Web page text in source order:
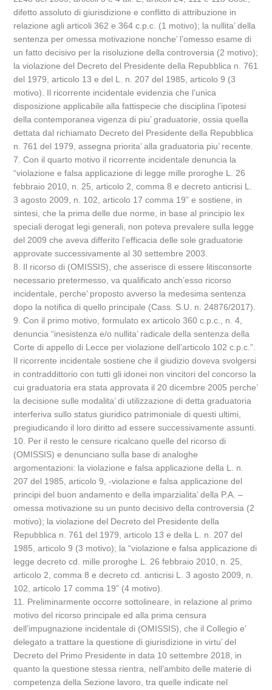
difetto assoluto di giurisdizione e conflitto di attribuzione in
relazione agli articoli 362 e 364 c.p.c. (1 motivo); la nullita’ della
sentenza per omessa motivazione nonche’ l’omesso esame di
un fatto decisivo per la risoluzione della controversia (2 motivo);
la violazione del Decreto del Presidente della Repubblica n. 761
del 1979, articolo 13 e del L. n. 207 del 1985, articolo 9 (3
motivo). Il ricorrente incidentale evidenzia che l’unica
disposizione applicabile alla fattispecie che disciplina l’ipotesi
della contemporanea vigenza di piu’ graduatorie, ossia quella
dettata dal richiamato Decreto del Presidente della Repubblica
n. 761 del 1979, assegna priorita’ alla graduatoria piu’ recente.
7. Con il quarto motivo il ricorrente incidentale denuncia la
“violazione e falsa applicazione di legge mille proroghe L. 26
febbraio 2010, n. 25, articolo 2, comma 8 e decreto anticrisi L.
3 agosto 2009, n. 102, articolo 17 comma 19” e sostiene, in
sintesi, che la prima delle due norme, in base al principio lex
speciali derogat legi generali, non poteva prevalere sulla legge
del 2009 che aveva differito l’efficacia delle sole graduatorie
approvate successivamente al 30 settembre 2003.
8. Il ricorso di (OMISSIS), che asserisce di essere litisconsorte
necessario pretermesso, va qualificato anch’esso ricorso
incidentale, perche’ proposto avverso la medesima sentenza
dopo la notifica di quello principale (Cass. S.U. n. 24876/2017).
9. Con il primo motivo, formulato ex articolo 360 c.p.c., n. 4,
denuncia “inesistenza e/o nullita’ radicale della sentenza della
Corte di appello di Lecce per violazione dell’articolo 102 c.p.c.”.
Il ricorrente incidentale sostiene che il giudizio doveva svolgersi
in contraddittorio con tutti gli idonei non vincitori del concorso la
cui graduatoria era stata approvata il 20 dicembre 2005 perche’
la decisione sulle modalita’ di utilizzazione di detta graduatoria
interferiva sullo status giuridico patrimoniale di questi ultimi,
pregiudicando il loro diritto ad essere successivamente assunti.
10. Per il resto le censure ricalcano quelle del ricorso di
(OMISSIS) e denunciano sulla base di analoghe
argomentazioni: la violazione e falsa applicazione della L. n.
207 del 1985, articolo 9, -violazione e falsa applicazione del
principi del buon andamento e della imparzialita’ della P.A. –
omessa motivazione su un punto decisivo della controversia (2
motivo); la violazione del Decreto del Presidente della
Repubblica n. 761 del 1979, articolo 13 e della L. n. 207 del
1985, articolo 9 (3 motivo); la “violazione e falsa applicazione di
legge decreto cd. mille proroghe L. 26 febbraio 2010, n. 25,
articolo 2, comma 8 e decreto cd. anticrisi L. 3 agosto 2009, n.
102, articolo 17 comma 19” (4 motivo).
11. Preliminarmente occorre sottolineare, in relazione al primo
motivo del ricorso principale ed alla prima censura
dell’impugnazione incidentale di (OMISSIS), che il Collegio e’
delegato a trattare la questione di giurisdizione in virtu’ del
Decreto del Primo Presidente in data 10 settembre 2018, in
quanto la questione stessa rientra, nell’ambito delle materie di
competenza della Sezione lavoro, tra quelle indicate nel